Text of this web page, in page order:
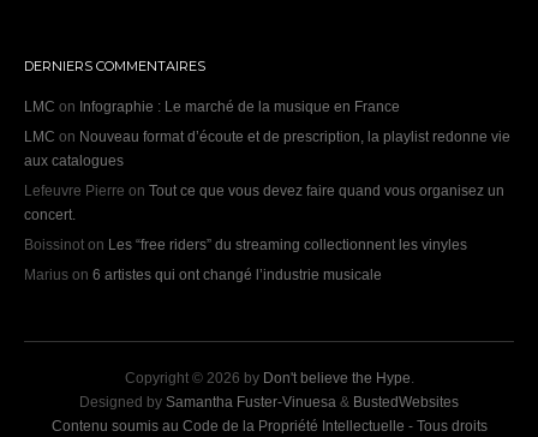
DERNIERS COMMENTAIRES
LMC on Infographie : Le marché de la musique en France
LMC on Nouveau format d’écoute et de prescription, la playlist redonne vie
aux catalogues
Lefeuvre Pierre on Tout ce que vous devez faire quand vous organisez un
concert.
Boissinot on Les “free riders” du streaming collectionnent les vinyles
Marius on 6 artistes qui ont changé l’industrie musicale
Copyright © 2026 by Don't believe the Hype
Designed by Samantha Fuster-Vinuesa & BustedWebsites
Contenu soumis au Code de la Propriété Intellectuelle - Tous droits